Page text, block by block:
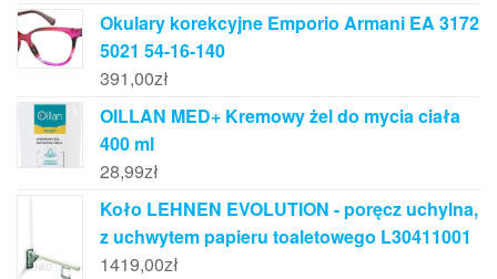
Okulary korekcyjne Emporio Armani EA 3172
5021 54-16-140
391,00zł
OILLAN MED+ Kremowy żel do mycia ciała
400 ml
28,99zł
Koło LEHNEN EVOLUTION - poręcz uchylna,
z uchwytem papieru toaletowego L30411001
1419,00zł